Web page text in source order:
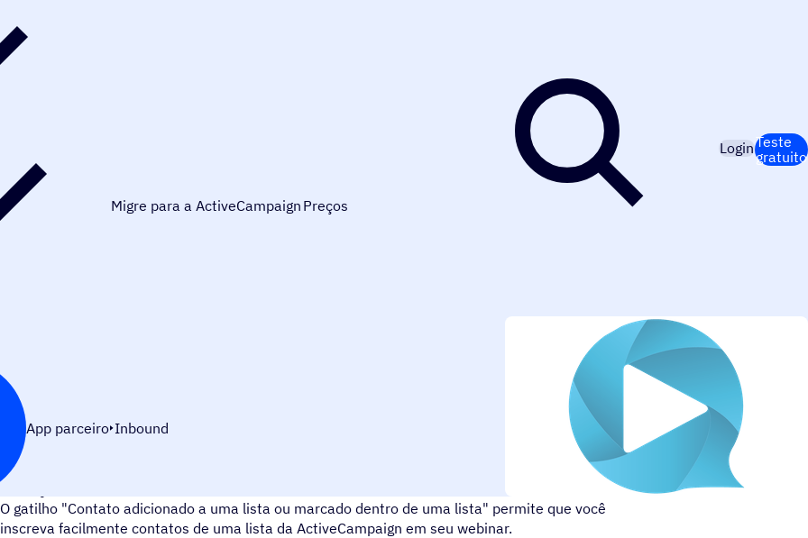
Migre para a ActiveCampaign Preços
LoginTeste
gratuito
App parceiro Inbound
O gatilho "Contato adicionado a uma lista ou marcado dentro de uma lista" permite que você
inscreva facilmente contatos de uma lista da ActiveCampaign em seu webinar.